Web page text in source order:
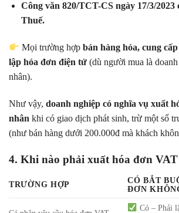
Công văn 820/TCT-CS ngày 17/3/2023
Thuế.
Mọi trường hợpbán hàng hóa, cung
lập hóa đơn điện tử (dù người mua là
nhân).
Như vậy, doanh nghiệp có nghĩa vụ xuất
nhân khi có giao dịch phát sinh, trừ một số
(như bán hàng dưới 200.000đ mà khách
4. Khi nào phải xuất hóa đơn VAT
TRƯỜNG HỢP
CÓ BẮT
ĐƠN
Có – Phải